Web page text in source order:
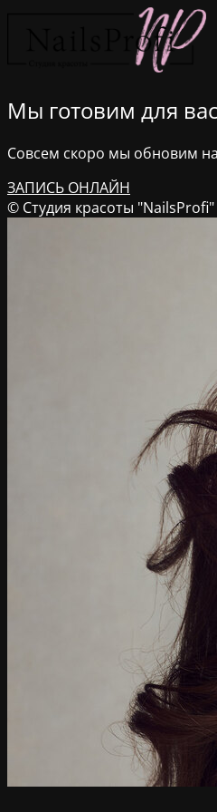
Мы готовим для
Совсем скоро мы обновим
ЗАПИСЬ ОНЛАЙН
© Студия красоты "NailsProfi"